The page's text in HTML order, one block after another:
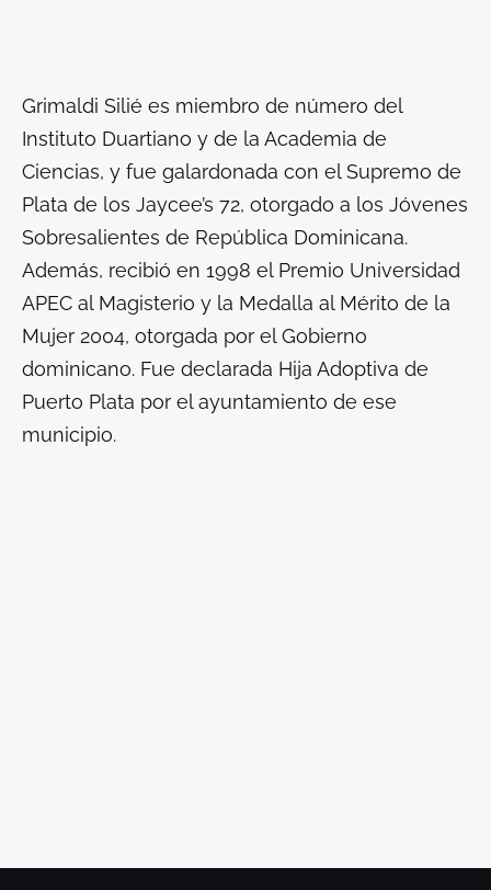
Grimaldi Silié es miembro de número del
Instituto Duartiano y de la Academia de
Ciencias, y fue galardonada con el Supremo de
Plata de los Jaycee’s 72, otorgado a los Jóvenes
Sobresalientes de República Dominicana.
Además, recibió en 1998 el Premio Universidad
APEC al Magisterio y la Medalla al Mérito de la
Mujer 2004, otorgada por el Gobierno
dominicano. Fue declarada Hija Adoptiva de
Puerto Plata por el ayuntamiento de ese
municipio.